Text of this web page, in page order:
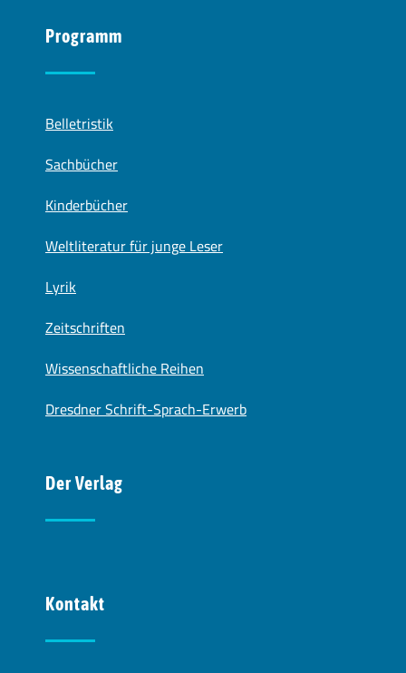
Programm
Belletristik
Sachbücher
Kinderbücher
Weltliteratur für junge Leser
Lyrik
Zeitschriften
Wissenschaftliche Reihen
Dresdner Schrift-Sprach-Erwerb
Der Verlag
Kontakt